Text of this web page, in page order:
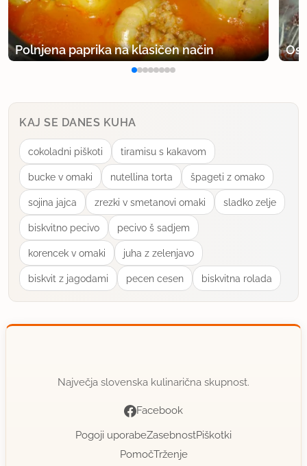
Polnjena paprika na klasičen način
KAJ SE DANES KUHA
cokoladni piškoti tiramisu s kakavom
bucke v omaki nutellina torta špageti z omako
sojina jajca zrezki v smetanovi omaki sladko zelje
biskvitno pecivo pecivo š sadjem
korencek v omaki juha z zelenjavo
biskvit z jagodami pecen cesen biskvitna rolada
Največja slovenska kulinarična skupnost.
Facebook
Pogoji uporabeZasebnostPiškotki
PomočTrženje